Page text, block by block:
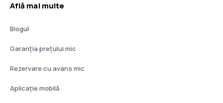
Află mai multe
Blogul
Garanția prețului mic
Rezervare cu avans mic
Aplicație mobilă